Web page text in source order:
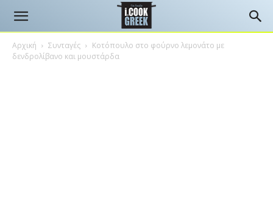
Αρχική Συνταγές
Κοτόπουλο στο φούρνο λεμονάτο με
δενδρολίβανο και μουστάρδα